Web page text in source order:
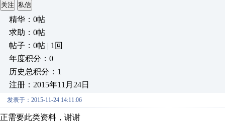
关注 私信
精华：0帖
求助：0帖
帖子：0帖 | 1回
年度积分：0
历史总积分：1
注册：2015年11月24日
发表于：2015-11-24 14:11:06
正需要此类资料，谢谢